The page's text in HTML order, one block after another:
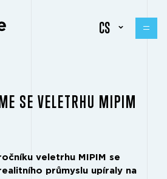
CS
SE VELETRHU MIPIM
veletrhu MIPIM se
průmyslu upíraly na